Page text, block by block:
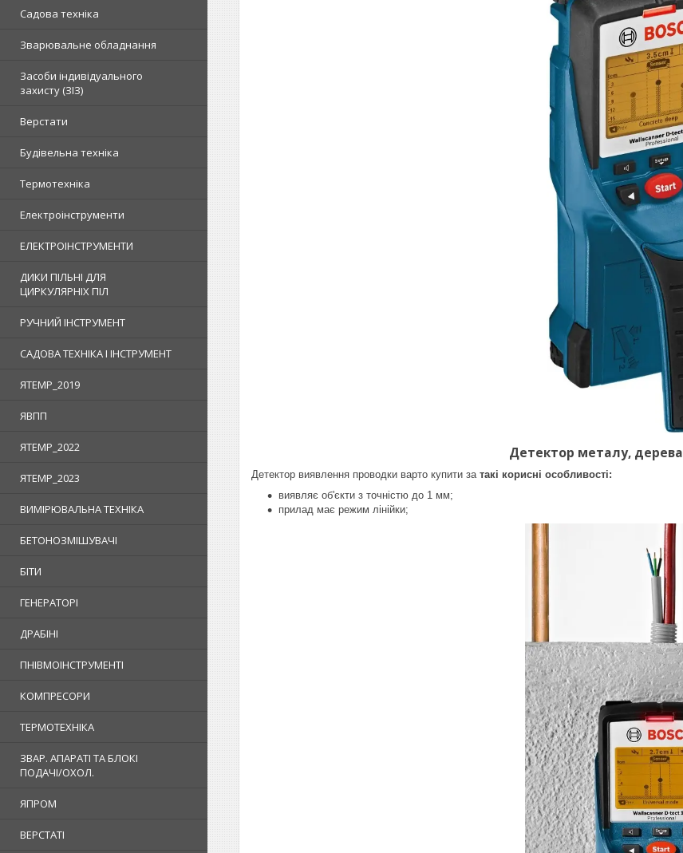
Садова техніка
Зварювальне обладнання
Засоби індивідуального
захисту (ЗІЗ)
Верстати
Будівельна техніка
Термотехніка
Електроінструменти
ЕЛЕКТРОІНСТРУМЕНТИ
ДИКИ ПІЛЬНІ ДЛЯ
ЦИРКУЛЯРНІХ ПІЛ
РУЧНИЙ ІНСТРУМЕНТ
САДОВА ТЕХНІКА І ІНСТРУМЕНТ
ЯTEMP_2019
ЯВПП
ЯTEMP_2022
ЯTEMP_2023
ВИМІРЮВАЛЬНА ТЕХНІКА
БЕТОНОЗМІШУВАЧІ
БІТИ
ГЕНЕРАТОРІ
ДРАБІНІ
ПНІВМОІНСТРУМЕНТІ
КОМПРЕСОРИ
ТЕРМОТЕХНІКА
ЗВАР. АПАРАТІ ТА БЛОКІ
ПОДАЧІ/ОХОЛ.
ЯПРОМ
ВЕРСТАТІ
Детектор металу, дерева
Детектор виявлення проводки варто купити затакі корисні особливості:
виявляє об'єкти з точністю до 1 мм;
прилад має режим лінійки;